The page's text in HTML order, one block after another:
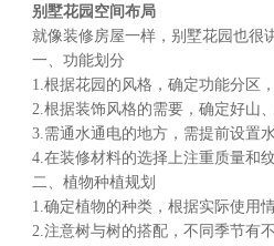
别墅花园空间布局
就像装修房屋一样，别墅花园也很讲
一、功能划分
1.根据花园的风格，确定功能分区，
2.根据装饰风格的需要，确定好山、
3.需通水通电的地方，需提前设置水
4.在装修材料的选择上注重质量和纹
二、植物种植规划
1.确定植物的种类，根据实际使用情
2.注意树与树的搭配，不同季节有不